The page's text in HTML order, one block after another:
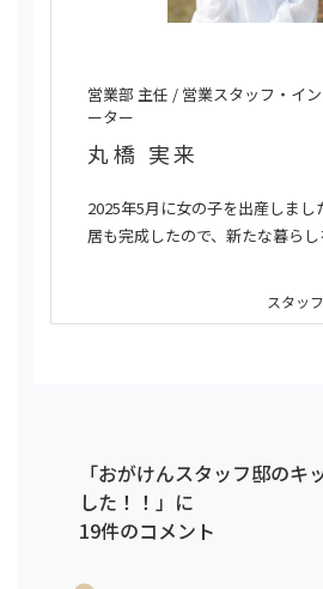
営業部 主任 / 営業スタッフ・イ
ーター
丸橋 実来
2025年5月に女の子を出産しま
居も完成したので、新たな暮らし
スタッ
「おがけんスタッフ邸のキ
した！！」に
19件のコメント